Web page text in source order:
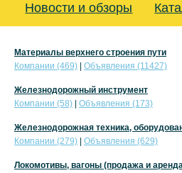
Новости и обзоры
Материалы верхнего строения пути
Компании (469)
Объявления (11427)
Железнодорожный инструмент
Компании (58)
Объявления (173)
Железнодорожная техника,
Компании (279)
Объявления (629)
Локомотивы, вагоны (продажа и